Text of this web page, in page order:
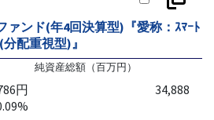
ァンド(年4回決算型)『愛称：ｽﾏｰﾄ
配重視型)』
円
純資産総額（百万円）
34,888